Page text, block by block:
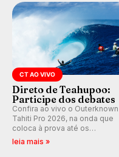
CT AO VIVO
Direto de Teahupoo:
Participe dos debates
Confira ao vivo o Outerknown
Tahiti Pro 2026, na onda que
coloca à prova até os
melhores surfistas do mundo.
leia mais »